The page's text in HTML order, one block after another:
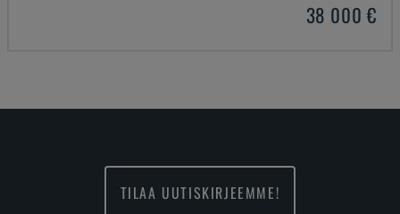
38 000 €
TILAA UUTISKIRJEEMME!